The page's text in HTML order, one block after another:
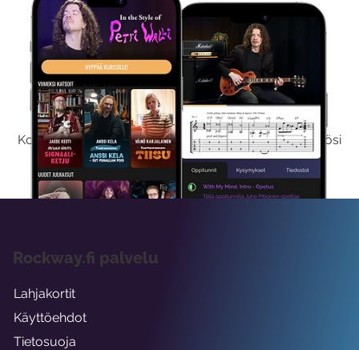
Kokeile Ilmaiseksi
Kokeilemalla ilmaiseksi saat koko sisältömme käyttöösi
viikon ajaksi.
Rockway.fi palvelu
Lahjakortit
Käyttöehdot
Tietosuoja